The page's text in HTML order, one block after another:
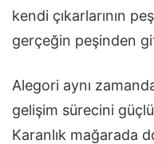
kendi çıkarlarının
gerçeğin peşinden
Alegori aynı
gelişim sürecini
Karanlık mağarada